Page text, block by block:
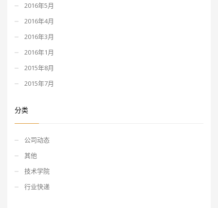
2016年5月
2016年4月
2016年3月
2016年1月
2015年8月
2015年7月
分类
公司动态
其他
技术学院
行业快递